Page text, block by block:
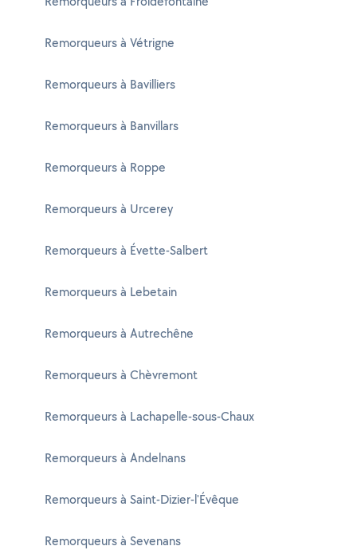
Remorqueurs à Vétrigne
Remorqueurs à Bavilliers
Remorqueurs à Banvillars
Remorqueurs à Roppe
Remorqueurs à Urcerey
Remorqueurs à Évette-Salbert
Remorqueurs à Lebetain
Remorqueurs à Autrechêne
Remorqueurs à Chèvremont
Remorqueurs à Lachapelle-sous-Chaux
Remorqueurs à Andelnans
Remorqueurs à Saint-Dizier-l'Évêque
Remorqueurs à Sevenans